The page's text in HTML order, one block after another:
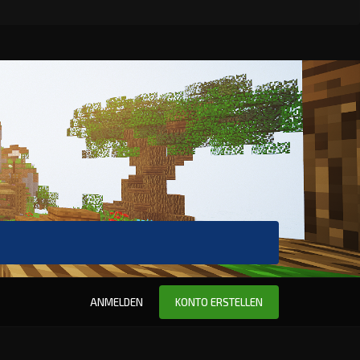
ANMELDEN KONTO ERSTELLEN